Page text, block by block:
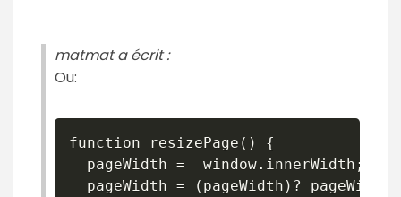
matmat a écrit :
Ou:
function resizePage() {
  pageWidth =  window.innerWidth;
pageWidth = (pageWidth)?